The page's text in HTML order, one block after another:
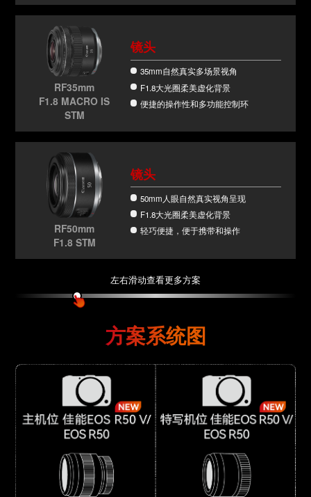
RF35mm
F1.8 MACRO IS
STM
镜头
35mm自然真实多场景视角
F1.8大光圈柔美虚化背景
便捷的操作性和多功能控制环
RF50mm
F1.8 STM
镜头
50mm人眼自然真实视角呈现
F1.8大光圈柔美虚化背景
轻巧便捷，便于携带和操作
左右滑动查看更多方案
方案系统图